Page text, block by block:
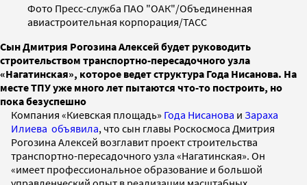
Фото Пресс-служба ПАО "ОАК"/Объединенная
авиастроительная корпорация/ТАСС
Сын Дмитрия Рогозина Алексей будет руководить
строительством транспортно-пересадочного узла
«Нагатинская», которое ведет структура Года Нисанова. На
месте ТПУ уже много лет пытаются что-то построить, но
пока безуспешно
Компания «Киевская площадь» Года Нисанова и Зараха
Илиева объявила, что сын главы Роскосмоса Дмитрия
Рогозина Алексей возглавит проект строительства
транспортно-пересадочного узла «Нагатинская». Он
«имеет профессиональное образование и большой